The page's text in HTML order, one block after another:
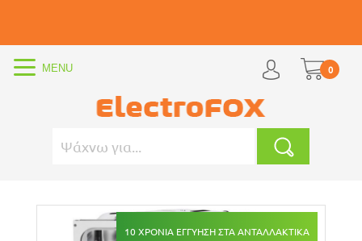
0
10 ΧΡΟΝΙΑ ΕΓΓΥΗΣΗ ΣΤΑ ΑΝΤΑΛΛΑΚΤΙΚΑ